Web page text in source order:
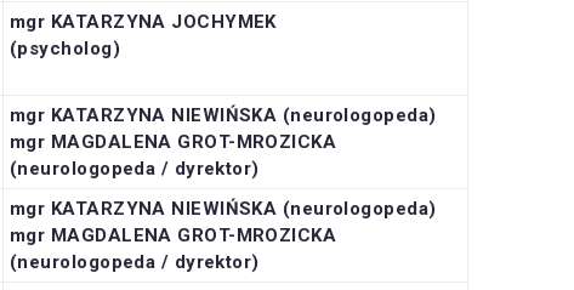
mgr KATARZYNA JOCHYMEK
(psycholog)
mgr KATARZYNA NIEWIŃSKA (neurologopeda)
mgr MAGDALENA GROT-MROZICKA
(neurologopeda / dyrektor)
mgr KATARZYNA NIEWIŃSKA (neurologopeda)
mgr MAGDALENA GROT-MROZICKA
(neurologopeda / dyrektor)